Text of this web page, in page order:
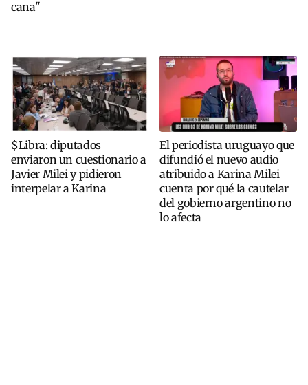
cana"
$Libra: diputados
enviaron un cuestionario a
Javier Milei y pidieron
interpelar a Karina
El periodista uruguayo que
difundió el nuevo audio
atribuido a Karina Milei
cuenta por qué la cautelar
del gobierno argentino no
lo afecta